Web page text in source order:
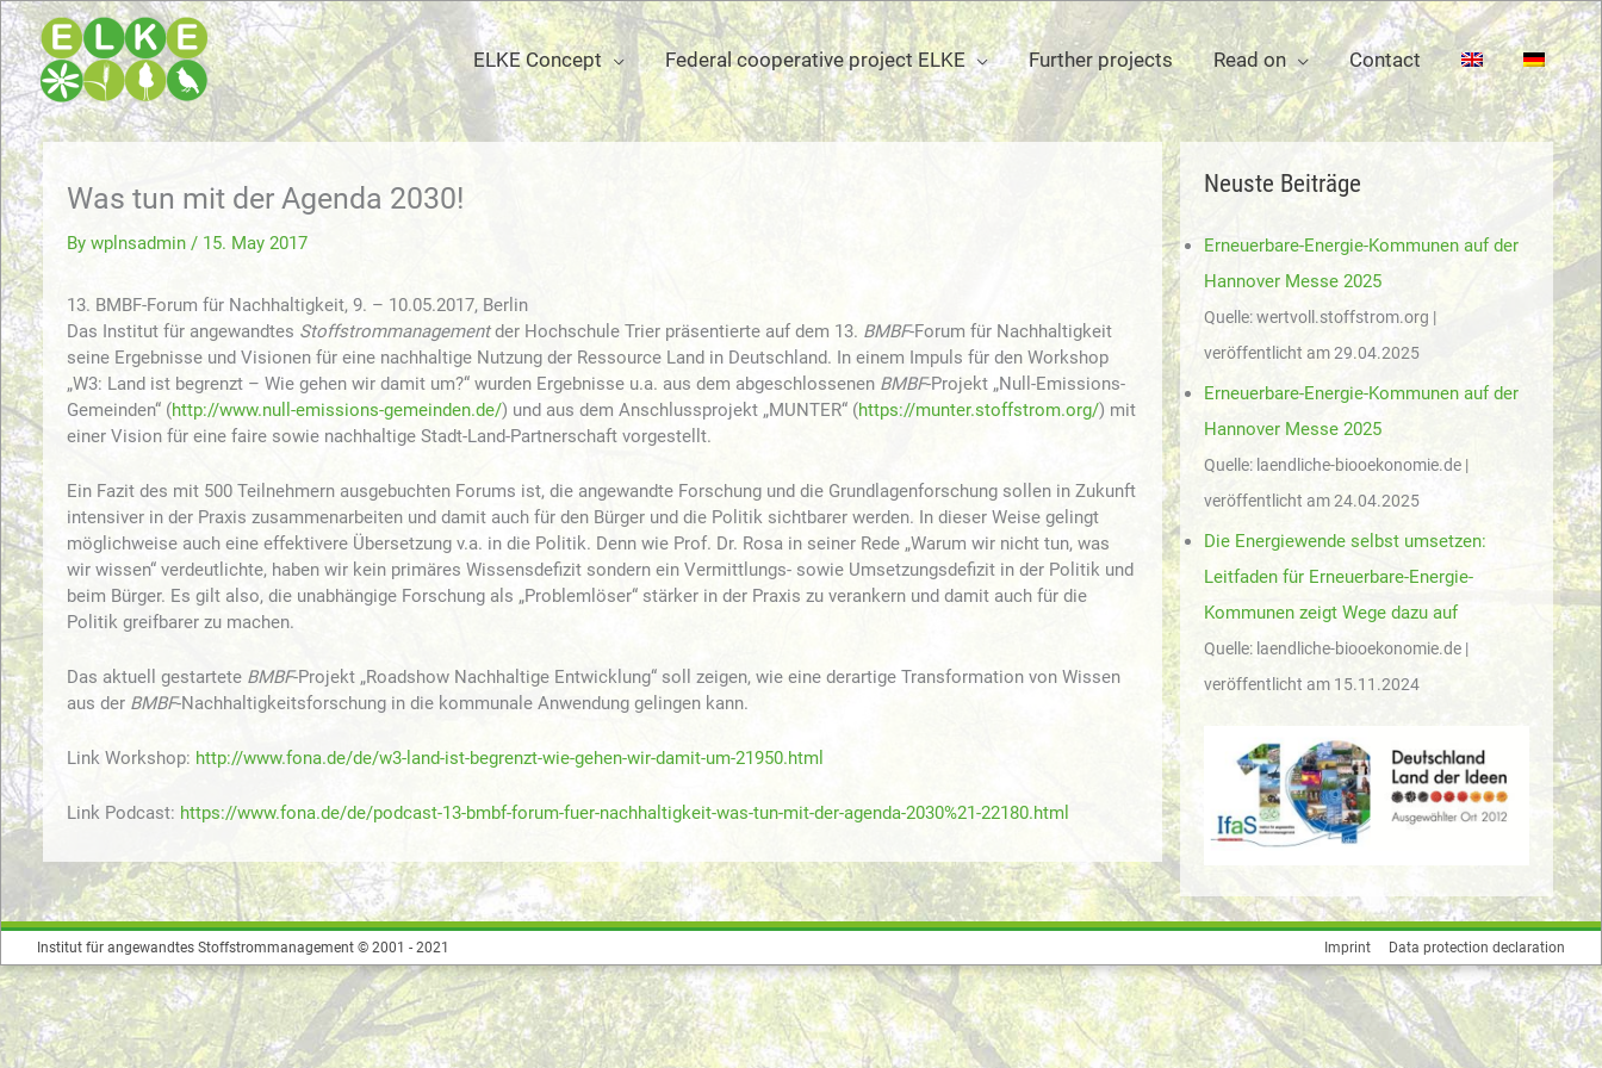
Skip
to
content
ELKE Concept Federal cooperative project ELKE Further projects Read on Contact
Was tun mit der Agenda 2030!
By wplnsadmin / 15. May 2017
13. BMBF-Forum für Nachhaltigkeit, 9. – 10.05.2017, Berlin
Das Institut für angewandtes Stoffstrommanagementder Hochschule Trier präsentierte auf dem 13. BMBF-Forum für Nachhaltigkeit
seine Ergebnisse und Visionen für eine nachhaltige Nutzung der Ressource Land in Deutschland. In einem Impuls für den Workshop
„W3: Land ist begrenzt – Wie gehen wir damit um?“ wurden Ergebnisse u.a. aus dem abgeschlossenen BMBF-Projekt „Null-Emissions-
Gemeinden“ (http://www.null-emissions-gemeinden.de/) und aus dem Anschlussprojekt „MUNTER“ (https://munter.stoffstrom.org/) mit
einer Vision für eine faire sowie nachhaltige Stadt-Land-Partnerschaft vorgestellt.
Ein Fazit des mit 500 Teilnehmern ausgebuchten Forums ist, die angewandte Forschung und die Grundlagenforschung sollen in Zukunft
intensiver in der Praxis zusammenarbeiten und damit auch für den Bürger und die Politik sichtbarer werden. In dieser Weise gelingt
möglichweise auch eine effektivere Übersetzung v.a. in die Politik. Denn wie Prof. Dr. Rosa in seiner Rede „Warum wir nicht tun, was
wir wissen“ verdeutlichte, haben wir kein primäres Wissensdefizit sondern ein Vermittlungs- sowie Umsetzungsdefizit in der Politik und
beim Bürger. Es gilt also, die unabhängige Forschung als „Problemlöser“ stärker in der Praxis zu verankern und damit auch für die
Politik greifbarer zu machen.
Das aktuell gestartete BMBF-Projekt „Roadshow Nachhaltige Entwicklung“ soll zeigen, wie eine derartige Transformation von Wissen
aus der BMBF-Nachhaltigkeitsforschung in die kommunale Anwendung gelingen kann.
Link Workshop: http://www.fona.de/de/w3-land-ist-begrenzt-wie-gehen-wir-damit-um-21950.html
Link Podcast: https://www.fona.de/de/podcast-13-bmbf-forum-fuer-nachhaltigkeit-was-tun-mit-der-agenda-2030%21-22180.html
Neuste Beiträge
Erneuerbare-Energie-Kommunen auf der
Hannover Messe 2025
Quelle: wertvoll.stoffstrom.org
veröffentlicht am 29.04.2025
Erneuerbare-Energie-Kommunen auf der
Hannover Messe 2025
Quelle: laendliche-biooekonomie.de
veröffentlicht am 24.04.2025
Die Energiewende selbst umsetzen:
Leitfaden für Erneuerbare-Energie-
Kommunen zeigt Wege dazu auf
Quelle: laendliche-biooekonomie.de
veröffentlicht am 15.11.2024
Institut für angewandtes Stoffstrommanagement © 2001 - 2021 Imprint Data protection declaration